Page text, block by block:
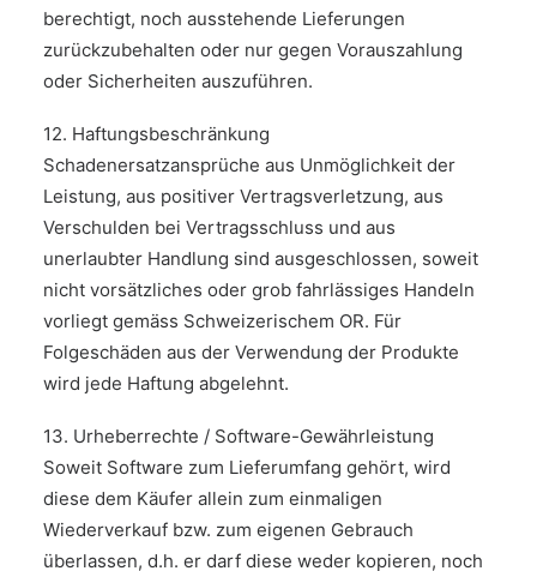
berechtigt, noch ausstehende Lieferungen
zurückzubehalten oder nur gegen Vor­auszahlung
oder Sicherheiten auszuführen.
12. Haftungsbeschränkung
Schadenersatzansprüche aus Unmöglichkeit der
Leistung, aus positiver Vertragsverletzung, aus
Verschulden bei Vertragsschluss und aus
unerlaubter Handlung sind ausgeschlossen, soweit
nicht vorsätzliches oder grob fahrlässiges Handeln
vorliegt gemäss Schweizerischem OR. Für
Folgeschäden aus der Verwendung der Produkte
wird jede Haftung abgelehnt.
13. Urheberrechte / Software-Gewährleistung
Soweit Software zum Lieferumfang gehört, wird
diese dem Käufer allein zum einmaligen
Wiederverkauf bzw. zum eigenen Gebrauch
überlassen, d.h. er darf diese weder kopieren, noch